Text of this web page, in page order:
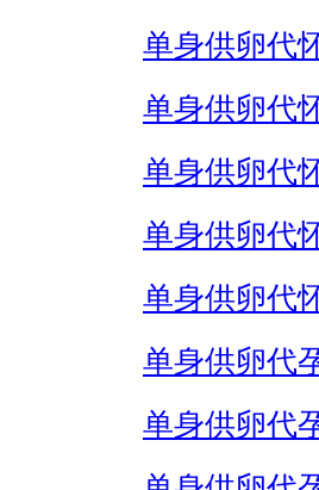
单身供卵代
单身供卵代
单身供卵代
单身供卵代
单身供卵代
单身供卵代
单身供卵代